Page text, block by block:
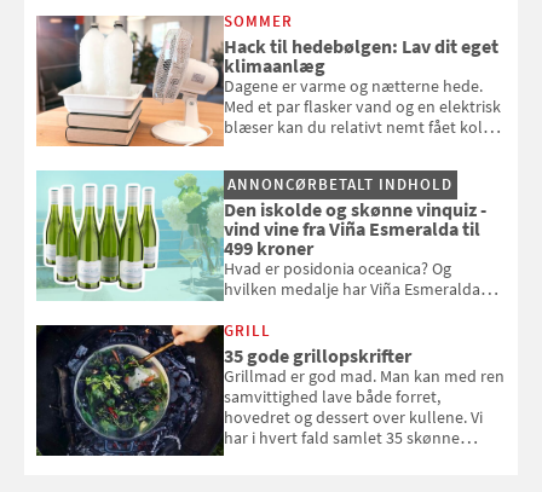
opmærksom, når du smider
badebassinet eller et badedyr ud
SOMMER
Hack til hedebølgen: Lav dit eget
klimaanlæg
Dagene er varme og nætterne hede.
Med et par flasker vand og en elektrisk
blæser kan du relativt nemt fået koldt
og se, hvordan du gør
ANNONCØRBETALT INDHOLD
Den iskolde og skønne vinquiz -
vind vine fra Viña Esmeralda til
499 kroner
Hvad er posidonia oceanica? Og
hvilken medalje har Viña Esmeralda
med i Samvirkes skønne vinquiz, hvor
du kan vinde 6 flasker vin fra Viña
Esmeralda. Konkurrencen slutter 1.
september 2026.
GRILL
35 gode grillopskrifter
Grillmad er god mad. Man kan med ren
samvittighed lave både forret,
hovedret og dessert over kullene. Vi
har i hvert fald samlet 35 skønne